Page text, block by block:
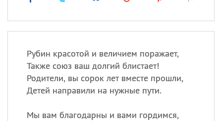
Рубин красотой и величием поражает,
Также союз ваш долгий блистает!
Родители, вы сорок лет вместе прошли,
Детей направили на нужные пути.
Мы вам благодарны и вами гордимся,